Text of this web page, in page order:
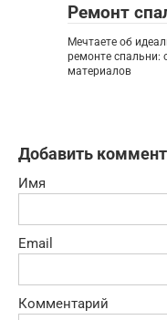
Ремонт
Мечтаете об
ремонте спальни:
материалов
Добавить
Имя
Email
Комментарий